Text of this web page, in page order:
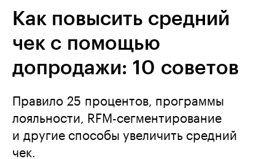
Как повысить средний
чек с помощью
допродажи: 10 советов
Правило 25 процентов, программы
лояльности, RFM-сегментирование
и другие способы увеличить средний
чек.